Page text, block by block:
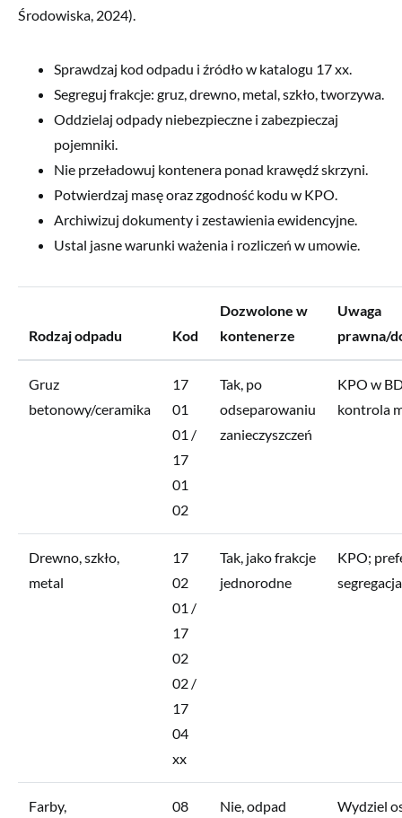
Środowiska, 2024).
Sprawdzaj kod odpadu i źródło w katalogu 17 xx.
Segreguj frakcje: gruz, drewno, metal, szkło, tworzywa.
Oddzielaj odpady niebezpieczne i zabezpieczaj
pojemniki.
Nie przeładowuj kontenera ponad krawędź skrzyni.
Potwierdzaj masę oraz zgodność kodu w KPO.
Archiwizuj dokumenty i zestawienia ewidencyjne.
Ustal jasne warunki ważenia i rozliczeń w umowie.
Rodzaj odpadu Kod
Dozwolone w
kontenerze
Uwaga
prawna/
Gruz
betonowy/ceramika
17
01
01 /
17
01
02
Tak, po
odseparowaniu
zanieczyszczeń
KPO w
kontrola
Drewno, szkło,
metal
17
02
01 /
17
02
02 /
17
04
xx
Tak, jako frakcje
jednorodne
KPO;
segregacja
Farby, 08 Nie, odpad Wydziel